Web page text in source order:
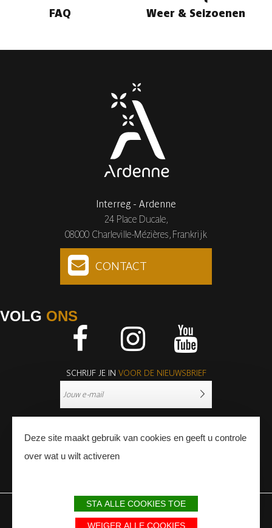
FAQ Weer & Seizoenen
Interreg - Ardenne
24 Place Ducale,
08000 Charleville-Mézières, Frankrijk
CONTACT
VOLG ONS
SCHRIJF JE IN VOOR DE NIEUWSBRIEF
WETTELIJKE BEPALINGEN SITEMAP
Deze site maakt gebruik van cookies en geeft u controle
over wat u wilt activeren
STA ALLE COOKIES TOE
WEIGER ALLE COOKIES